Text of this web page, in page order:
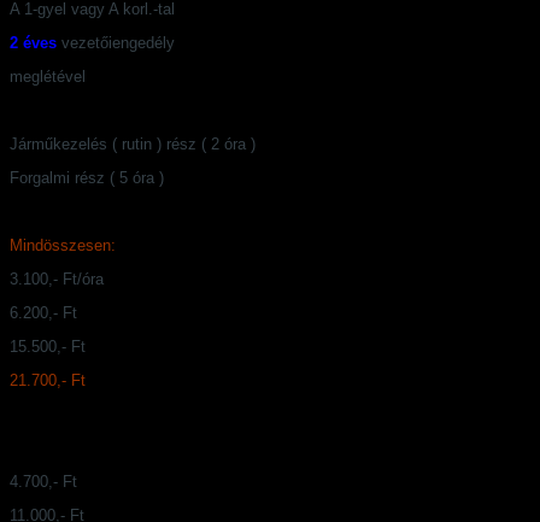
A 1-gyel vagy A korl.-tal
2 éves vezetőiengedély
meglétével
Járműkezelés ( rutin ) rész ( 2 óra )
Forgalmi rész ( 5 óra )
Mindösszesen:
3.100,- Ft/óra
6.200,- Ft
15.500,- Ft
21.700,- Ft
4.700,- Ft
11.000,- Ft